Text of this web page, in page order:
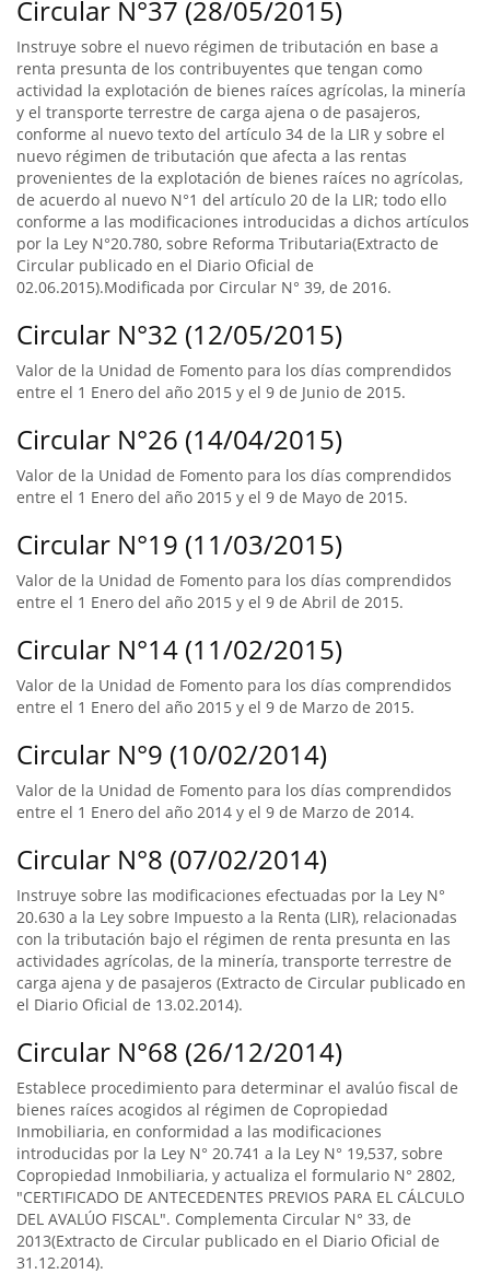
Circular N°37 (28/05/2015)
Instruye sobre el nuevo régimen de tributación en base a
renta presunta de los contribuyentes que tengan como
actividad la explotación de bienes raíces agrícolas, la minería
y el transporte terrestre de carga ajena o de pasajeros,
conforme al nuevo texto del artículo 34 de la LIR y sobre el
nuevo régimen de tributación que afecta a las rentas
provenientes de la explotación de bienes raíces no agrícolas,
de acuerdo al nuevo N°1 del artículo 20 de la LIR; todo ello
conforme a las modificaciones introducidas a dichos artículos
por la Ley N°20.780, sobre Reforma Tributaria(Extracto de
Circular publicado en el Diario Oficial de
02.06.2015).Modificada por Circular N° 39, de 2016.
Circular N°32 (12/05/2015)
Valor de la Unidad de Fomento para los días comprendidos
entre el 1 Enero del año 2015 y el 9 de Junio de 2015.
Circular N°26 (14/04/2015)
Valor de la Unidad de Fomento para los días comprendidos
entre el 1 Enero del año 2015 y el 9 de Mayo de 2015.
Circular N°19 (11/03/2015)
Valor de la Unidad de Fomento para los días comprendidos
entre el 1 Enero del año 2015 y el 9 de Abril de 2015.
Circular N°14 (11/02/2015)
Valor de la Unidad de Fomento para los días comprendidos
entre el 1 Enero del año 2015 y el 9 de Marzo de 2015.
Circular N°9 (10/02/2014)
Valor de la Unidad de Fomento para los días comprendidos
entre el 1 Enero del año 2014 y el 9 de Marzo de 2014.
Circular N°8 (07/02/2014)
Instruye sobre las modificaciones efectuadas por la Ley N°
20.630 a la Ley sobre Impuesto a la Renta (LIR), relacionadas
con la tributación bajo el régimen de renta presunta en las
actividades agrícolas, de la minería, transporte terrestre de
carga ajena y de pasajeros (Extracto de Circular publicado en
el Diario Oficial de 13.02.2014).
Circular N°68 (26/12/2014)
Establece procedimiento para determinar el avalúo fiscal de
bienes raíces acogidos al régimen de Copropiedad
Inmobiliaria, en conformidad a las modificaciones
introducidas por la Ley N° 20.741 a la Ley N° 19,537, sobre
Copropiedad Inmobiliaria, y actualiza el formulario N° 2802,
"CERTIFICADO DE ANTECEDENTES PREVIOS PARA EL CÁLCULO
DEL AVALÚO FISCAL". Complementa Circular N° 33, de
2013(Extracto de Circular publicado en el Diario Oficial de
31.12.2014).